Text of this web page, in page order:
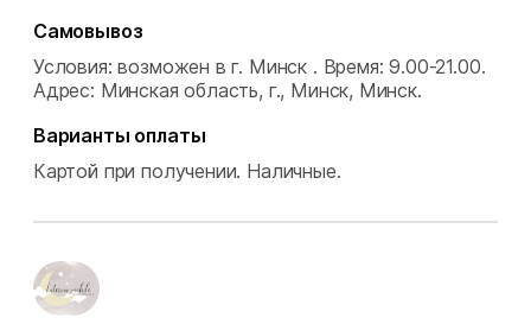
Самовывоз
Условия: возможен в г. Минск . Время: 9.00-21.00.
Адрес: Минская область, г., Минск, Минск.
Варианты оплаты
Картой при получении. Наличные.